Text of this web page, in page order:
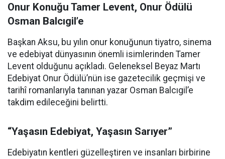
Onur Konuğu Tamer Levent, Onur Ödülü
Osman Balcıgil’e
Başkan Aksu, bu yılın onur konuğunun tiyatro, sinema
ve edebiyat dünyasının önemli isimlerinden Tamer
Levent olduğunu açıkladı. Geleneksel Beyaz Martı
Edebiyat Onur Ödülü’nün ise gazetecilik geçmişi ve
tarihî romanlarıyla tanınan yazar Osman Balcıgil’e
takdim edileceğini belirtti.
“Yaşasın Edebiyat, Yaşasın Sarıyer”
Edebiyatın kentleri güzelleştiren ve insanları birbirine